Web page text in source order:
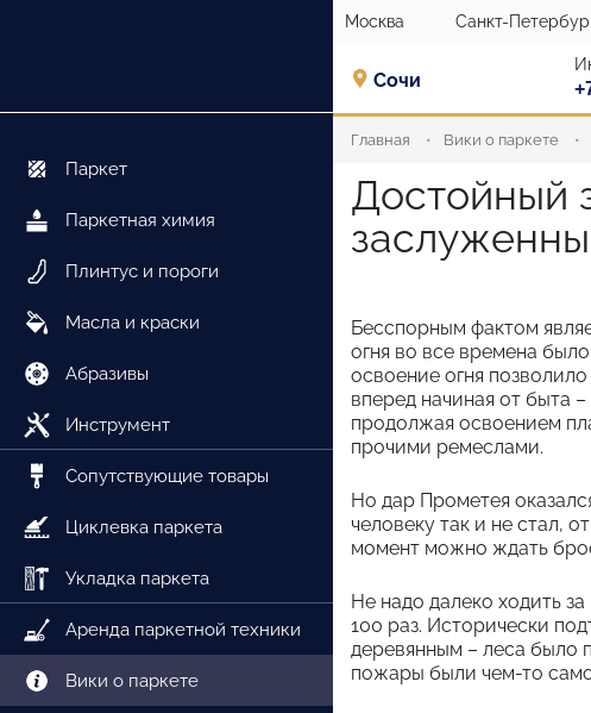
Москва Санкт-
Сочи
Паркет
Паркетная химия
Плинтус и пороги
Масла и краски
Абразивы
Инструмент
Сопутствующие товары
Циклевка паркета
Укладка паркета
Аренда паркетной техники
Вики о паркете
Главная Вики о паркете
Достойный
Бесспорным фактом
огня во все времена
освоение огня
вперед начиная от быта
продолжая освоением
прочими ремеслами.
Но дар Прометея
человеку так и не стал,
момент можно ждать
Не надо далеко ходить
100 раз. Исторически
деревянным – леса было
пожары были чем-то